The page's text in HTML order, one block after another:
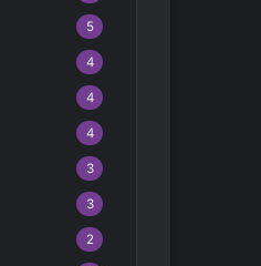
5
4
4
4
3
3
2